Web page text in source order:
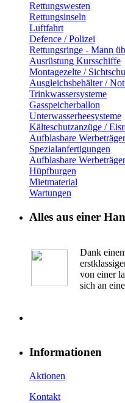
Rettungswesten
Rettungsinseln
Luftfahrt
Defence / Polizei
Rettungsringe - Mann
Ausrüstung Kursschiffe
Montagezelte /
Ausgleichsbehälter /
Trinkwassersysteme
Gasspeicherballon
Unterwasserheesysteme
Kälteschutzanzüge /
Aufblasbare
Spezialanfertigungen
Aufblasbare Werbeträger
Hüpfburgen
Mietmaterial
Wartungen
Alles aus einer
Dank
von einer
sich an
Informationen
Aktionen
Kontakt